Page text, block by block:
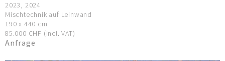
2023, 2024
Mischtechnik auf Leinwand
190 x 440 cm
85.000 CHF (incl. VAT)
Anfrage